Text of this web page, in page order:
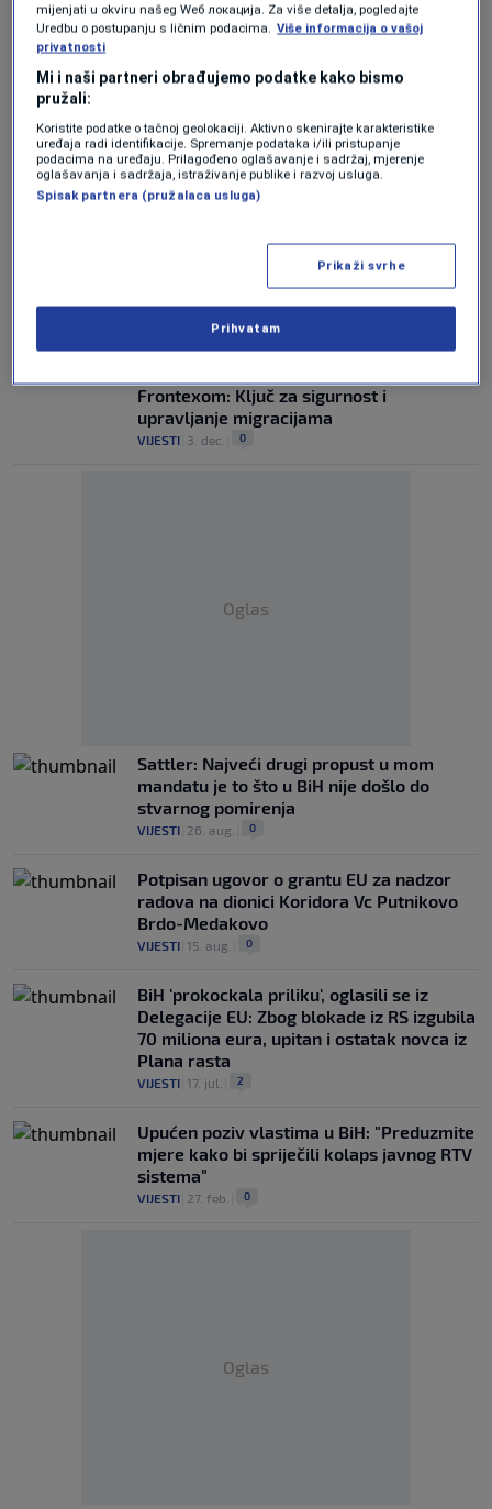
prikrivanje grba BiH plavim platnom u
VIJESTI 30. okt. |
PODRŠKA EU PUTU
Delegacija EU parlamenta dolazi u posjetu
Bosni i Hercegovini
Schmidta: Zabrinuti smo...
25. apr.|
Frontexom: Ključ za sigurnost i
upravljanje migracijama
VIJESTI 3. dec. 0
Oglas
Sattler: Najveći drugi propust u mom
mandatu je to što u BiH nije došlo do
stvarnog pomirenja
VIJESTI 26. aug. 0
Potpisan ugovor o grantu EU za nadzor
radova na dionici Koridora Vc Putnikovo
Brdo-Medakovo
VIJESTI 15. aug. 0
BiH 'prokockala priliku', oglasili se iz
Delegacije EU: Zbog blokade iz RS izgubila
70 miliona eura, upitan i ostatak novca iz
Plana rasta
VIJESTI 17. jul. 2
Upućen poziv vlastima u BiH: "Preduzmite
mjere kako bi spriječili kolaps javnog RTV
sistema"
VIJESTI 27. feb. 0
Oglas
mijenjati u okviru našeg Wеб локација. Za više detalja, pogledajte
Uredbu o postupanju s ličnim podacima. Više informacija o vašoj
privatnosti
Mi i naši partneri obrađujemo podatke kako bismo
pružali:
Koristite podatke o tačnoj geolokaciji. Aktivno skenirajte karakteristike
uređaja radi identifikacije. Spremanje podataka i/ili pristupanje
podacima na uređaju. Prilagođeno oglašavanje i sadržaj, mjerenje
oglašavanja i sadržaja, istraživanje publike i razvoj usluga.
Spisak partnera (pružalaca usluga)
Prikaži svrhe
Prihvatam